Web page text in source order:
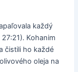
každý
Kohanim
čistili ho každé
oleja na